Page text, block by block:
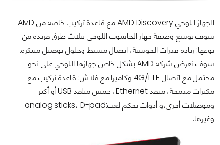
الجهاز اللوحي AMD Discovery مع قاعدة تركيب خاصة من AMD
سوف توسع وظيفة جهاز الحاسوب اللوحي بثلاث طرق فريدة من
نوعها: زيادة قدرات الحوسبة، اتصال مبسط وحلول توصيل مبتكرة.
سوف تعرض شركة AMD بشكل خاص جهازها اللوحي على نحو
محتمل مع اتصال 4G/LTE وكاميرا مع فلاش: قاعدة تركيب مع
مكبرات مدمجة، منفذ Ethernet، خمس منافذ USB أو أكثر
وموصلات أخرى،و أدوات تحكم لعب:analog sticks، D-pad
وغيرها.